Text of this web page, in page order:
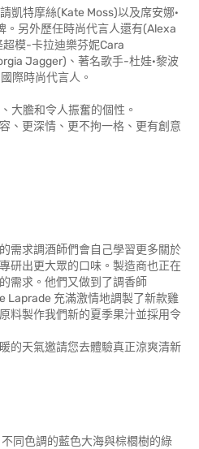
凱特摩絲(Kate Moss)以及席安娜·
。另外歷任時尚代言人還有(Alexa
模-卡拉迪樂芬妮Cara
Jagger)、著名歌手-杜娃·黎波
際時尚代言人。
大膽和令人振奮的個性。
、更深情、更不拘一格、更有創意
需求調酒師們會自己學習更多關於
研出更大眾的口味。製造商也正在
需求。他們又做到了調香師
Laprade 充滿激情地調製了新款雞
料製作我們新的夏季果汁並採用令
的天氣邀請您去體驗真正涼爽清新
同色調的藍色大海與棕櫚樹的綠